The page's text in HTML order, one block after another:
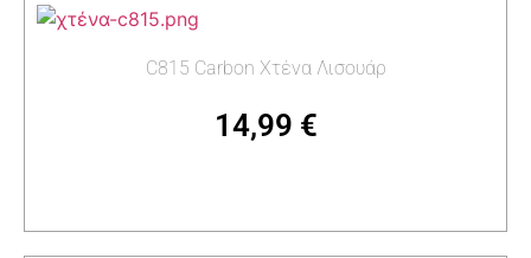
C815 Carbon Χτένα Λισουάρ
14,99 €